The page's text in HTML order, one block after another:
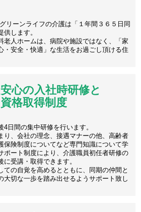
リーンライフの介護は「１年間３６５日同
供します。
老人ホームは、病院や施設ではなく、「家
・安全・快適」な生活をお過ごし頂ける住
安心の入社時研修と
資格取得制度
日間の集中研修を行います。
り、会社の理念、接遇マナーの他、高齢者
保険制度についてなど専門知識について学
ポート制度により、介護職員初任者研修の
受講・取得できます。
ての自覚を高めるとともに、同期の仲間と
大切な一歩を踏み出せるようサポート致し